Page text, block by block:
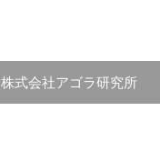
株式会社アゴラ研究所